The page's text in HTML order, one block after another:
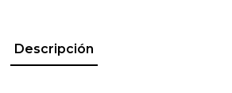
Descripción